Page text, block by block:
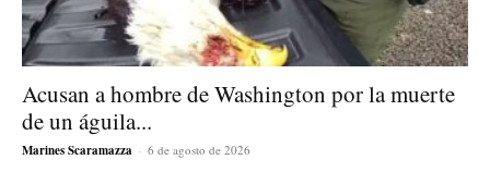
Acusan a hombre de Washington por la muerte
de un águila...
Marines Scaramazza - 6 de agosto de 2026